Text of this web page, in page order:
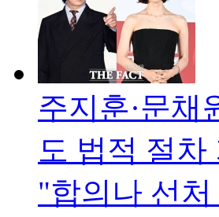
주지훈·문
도 법적 절차
"합의나 선